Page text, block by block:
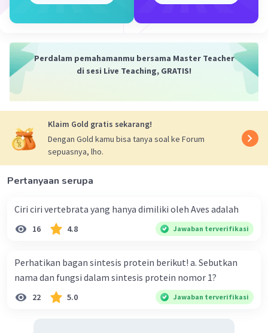
dalam semua kasus, karena ada banyak faktor
itu, terdapat banyak jenis chaperone dengan
fungsi yang berbeda-beda, dan efek peningkatan
Beri Rating·0.0( 0) Balas
Perdalam pemahamanmu bersama Master Teacher
di sesi Live Teaching, GRATIS!
Klaim Gold gratis sekarang!
Dengan Gold kamu bisa tanya soal ke Forum
sepuasnya, lho.
Pertanyaan serupa
Ciri ciri vertebrata yang hanya dimiliki oleh Aves adalah
16 4.8 Jawaban terverifikasi
Perhatikan bagan sintesis protein berikut! a. Sebutkan
nama dan fungsi dalam sintesis protein nomor 1?
22 5.0 Jawaban terverifikasi